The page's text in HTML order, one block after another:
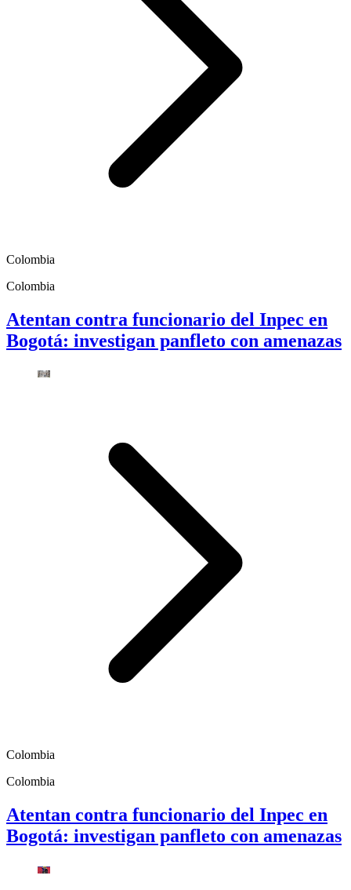
Colombia
Colombia
Atentan contra funcionario del Inpec en
Bogotá: investigan panfleto con amenazas
Colombia
Colombia
Atentan contra funcionario del Inpec en
Bogotá: investigan panfleto con amenazas